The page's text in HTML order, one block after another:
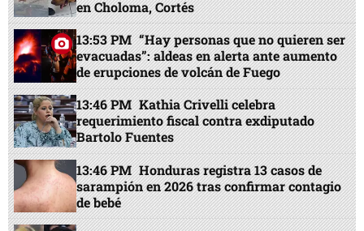
en Choloma, Cortés
13:53 PM “Hay personas que no quieren ser
evacuadas”: aldeas en alerta ante aumento
de erupciones de volcán de Fuego
13:46 PM Kathia Crivelli celebra
requerimiento fiscal contra exdiputado
Bartolo Fuentes
13:46 PM Honduras registra 13 casos de
sarampión en 2026 tras confirmar contagio
de bebé